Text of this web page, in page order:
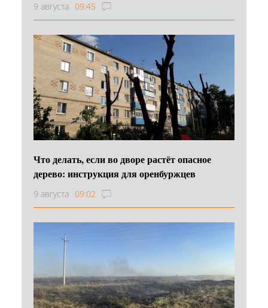
9 августа 09:45
Что делать, если во дворе растёт опасное
дерево: инструкция для оренбуржцев
9 августа 09:02